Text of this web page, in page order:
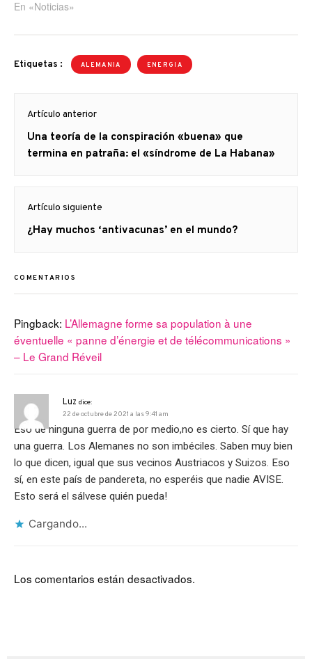
En «Noticias»
Etiquetas : ALEMANIA ENERGIA
de
entradas
Artículo anterior
Artículo
anterior
Una teoría de la conspiración «buena» que
termina en patraña: el «síndrome de La Habana»
Artículo siguiente
Artículo
¿Hay muchos ‘antivacunas’ en el mundo?
COMENTARIOS
Pingback: L’Allemagne forme sa population à une
éventuelle « panne d’énergie et de télécommunications »
– Le Grand Réveil
Luz dice:
22 de octubre de 2021 a las 9:41 am
Eso de ninguna guerra de por medio,no es cierto. Sí que hay
una guerra. Los Alemanes no son imbéciles. Saben muy bien
lo que dicen, igual que sus vecinos Austriacos y Suizos. Eso
sí, en este país de pandereta, no esperéis que nadie AVISE.
Esto será el sálvese quién pueda!
Cargando...
Los comentarios están desactivados.